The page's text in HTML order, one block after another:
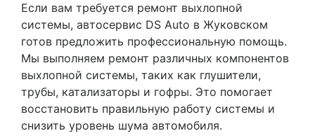
Если вам требуется ремонт выхлопной
системы, автосервис DS Auto в Жуковском
готов предложить профессиональную помощь.
Мы выполняем ремонт различных компонентов
выхлопной системы, таких как глушители,
трубы, катализаторы и гофры. Это помогает
восстановить правильную работу системы и
снизить уровень шума автомобиля.